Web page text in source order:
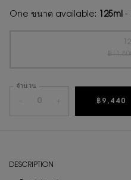
One ขนาด available: 125ml -
จำนวน
+ ฿9,440
DESCRIPTION